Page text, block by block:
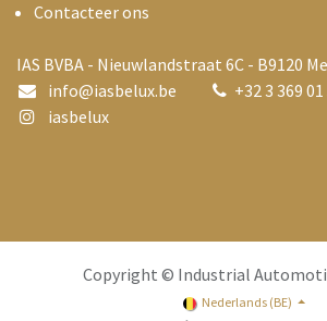
Contacteer ons
IAS BVBA - Nieuwlandstraat 6C - B9120
info@iasbelux.be +32 3 369
iasbelux
Copyright © Industrial
Nederlands (BE)